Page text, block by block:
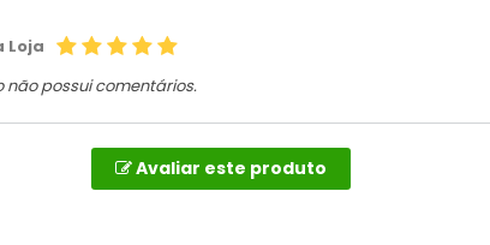
Loja
não possui comentários.
Avaliar este produto